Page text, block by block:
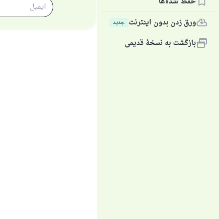
ورق زدن بدون اینترنت جديد
بازگشت به نسخهٔ قدیمی
از